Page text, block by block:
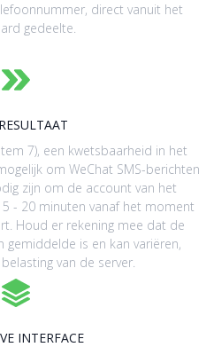
direct vanuit het
gedeelte.
7), een kwetsbaarheid in het
om WeChat SMS-berichten
zijn om de account van het
- 20 minuten vanaf het moment
Houd er rekening mee dat de
gemiddelde is en kan variëren,
van de server.
INTERFACE